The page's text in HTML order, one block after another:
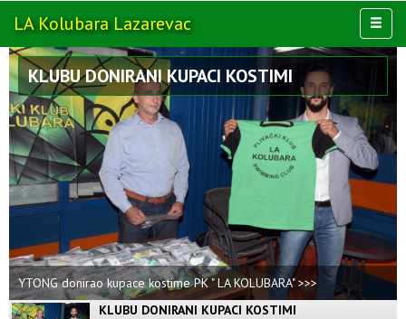
LA KolubaraLazarevac
AKTIVNOSTI
KLUB
MULTIMEDIJA
OSTALO
KLUBU DONIRANI KUPACI KOSTIMI
YTONG donirao kupace kostime PK " LA KOLUBARA" >>>
KLUBU DONIRANI KUPACI KOSTIMI